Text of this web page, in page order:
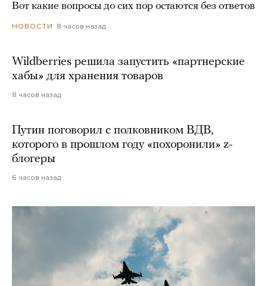
Вот какие вопросы до сих пор остаются без ответов
НОВОСТИ 8 часов назад
Wildberries решила запустить «партнерские
хабы» для хранения товаров
8 часов назад
Путин поговорил с полковником ВДВ,
которого в прошлом году «похоронили» z-
блогеры
6 часов назад